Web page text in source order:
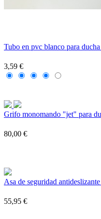
Tubo en pvc blanco para
3,59 €
Grifo monomando "jet" para
80,00 €
Asa de seguridad
55,95 €